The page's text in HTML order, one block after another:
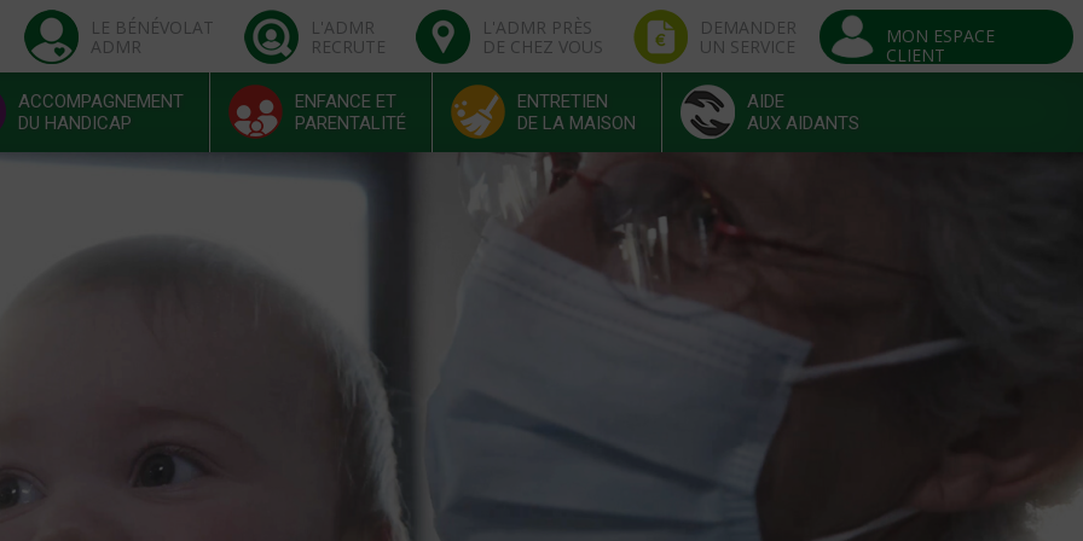
LE BÉNÉVOLAT
ADMR
L'ADMR
RECRUTE
L'ADMR PRÈS
DE CHEZ VOUS
DEMANDER
UN SERVICE
MON ESPACE
CLIENT
ACCOMPAGNEMENT
DU HANDICAP
ENFANCE ET
PARENTALITÉ
ENTRETIEN
DE LA MAISON
AIDE
AUX AIDANTS